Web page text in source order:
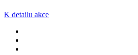
K detailu akce